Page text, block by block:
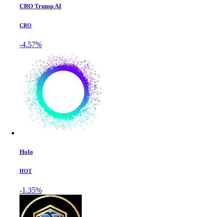
CRO Trump AI
CRO
-4.57%
Holo
HOT
-1.35%